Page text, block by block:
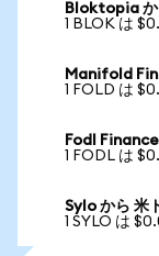
Bloktopia か
1 BLOK は
Manifold
1 FOLD は
Fodl
1 FODL は
Sylo から 米
1 SYLO は